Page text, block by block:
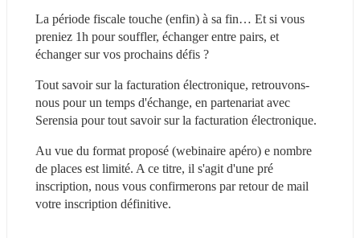
La période fiscale touche (enfin) à sa fin… Et si vous
preniez 1h pour souffler, échanger entre pairs, et
échanger sur vos prochains défis ?
Tout savoir sur la facturation électronique, retrouvons-
nous pour un temps d'échange, en partenariat avec
Serensia pour tout savoir sur la facturation électronique.
Au vue du format proposé (webinaire apéro) e nombre
de places est limité. A ce titre, il s'agit d'une pré
inscription, nous vous confirmerons par retour de mail
votre inscription définitive.